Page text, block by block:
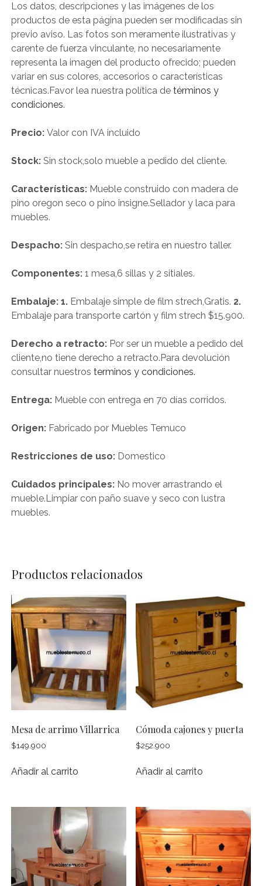
Los datos, descripciones y las imágenes de los
productos de esta página pueden ser modificadas sin
previo aviso. Las fotos son meramente ilustrativas y
carente de fuerza vinculante, no necesariamente
representa la imagen del producto ofrecido; pueden
variar en sus colores, accesorios o características
técnicas.Favor lea nuestra política de términos y
condiciones.
Precio:Valor con IVA incluido
Stock:Sin stock,solo mueble a pedido del cliente.
Características: Mueble construido con madera de
pino oregon seco o pino insigne.Sellador y laca para
muebles.
Despacho:Sin despacho,se retira en nuestro taller.
Componentes: 1 mesa,6 sillas y 2 sitiales.
Embalaje: 1.Embalaje simple de film strech,Gratis. 2.
Embalaje para transporte cartón y film strech $15.900.
Derecho a retracto: Por ser un mueble a pedido del
cliente,no tiene derecho a retracto.Para devolución
consultar nuestros terminos y condiciones.
Entrega:Mueble con entrega en 70 días corridos.
Origen:Fabricado por Muebles Temuco
Restricciones de uso:Domestico
Cuidados principales: No mover arrastrando el
mueble.Limpiar con paño suave y seco con lustra
muebles.
Productos relacionados
Mesa de arrimo Villarrica
$149.900
Añadir al carrito
Cómoda cajones y puerta
$252.900
Añadir al carrito